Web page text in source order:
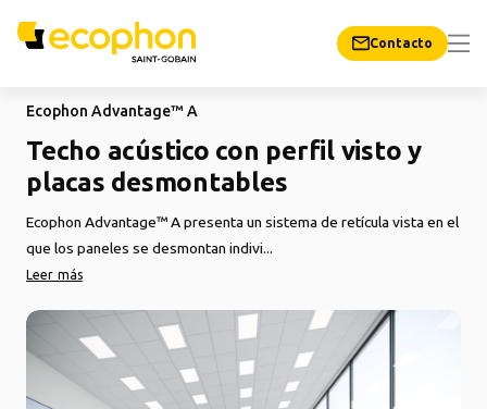
Contacto
Ecophon Advantage™ A
Techo acústico con perfil visto y
placas desmontables
Ecophon Advantage™ A presenta un sistema de retícula vista en el
que los paneles se desmontan indivi...
Leer más